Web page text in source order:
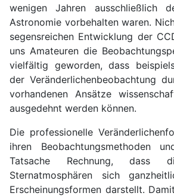
wenigen Jahren ausschließlich
Astronomie vorbehalten waren.
segensreichen Entwicklung der
uns Amateuren die
vielfältig geworden, dass
der Veränderlichenbeobachtung
vorhandenen Ansätze
ausgedehnt werden können.
Die professionelle
ihren Beobachtungsmethoden
Tatsache Rechnung, dass
Sternatmosphären sich
Erscheinungsformen darstellt.